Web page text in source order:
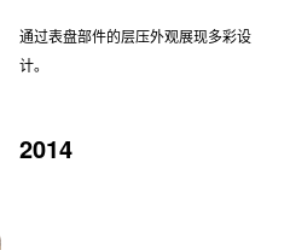
通过表盘部件的层压外观展现多彩设
计。
2014